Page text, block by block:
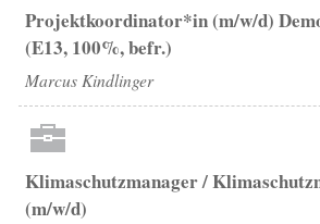
Projektkoordinator*in (m/w/d)
(E13, 100%, befr.)
Marcus Kindlinger
Klimaschutzmanager /
(m/w/d)